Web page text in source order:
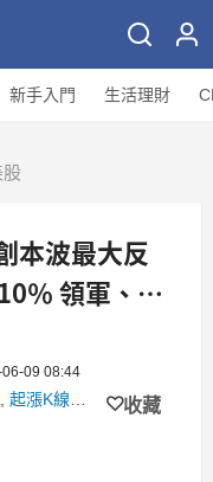
新手入門 生活理財
股
本波最大反
％ 領軍、英
ASIC 與記
09 08:44
起漲K線APP ,費半,美股盤
收藏